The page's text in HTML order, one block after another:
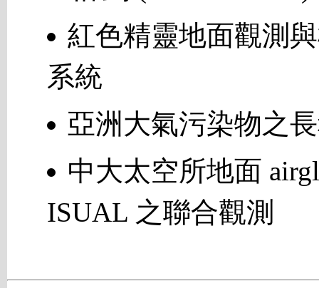
紅色精靈地面觀測
系統
亞洲大氣污染物之
中大太空所地面
ISUAL 之聯合觀測